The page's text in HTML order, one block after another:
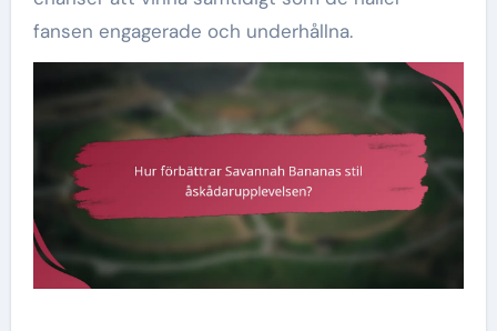
fansen engagerade och underhållna.